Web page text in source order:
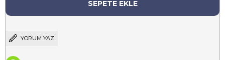
YORUM YAZ